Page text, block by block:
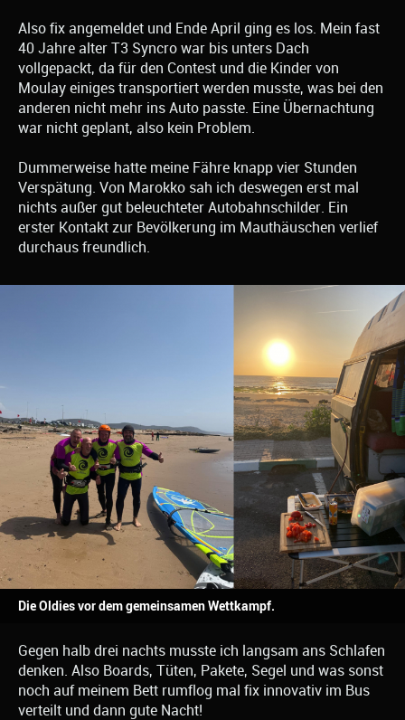
Also fix angemeldet und Ende April ging es los. Mein fast
40 Jahre alter T3 Syncro war bis unters Dach
vollgepackt, da für den Contest und die Kinder von
Moulay einiges transportiert werden musste, was bei den
anderen nicht mehr ins Auto passte. Eine Übernachtung
war nicht geplant, also kein Problem.
Dummerweise hatte meine Fähre knapp vier Stunden
Verspätung. Von Marokko sah ich deswegen erst mal
nichts außer gut beleuchteter Autobahnschilder. Ein
erster Kontakt zur Bevölkerung im Mauthäuschen verlief
durchaus freundlich.
Die Oldies vor dem gemeinsamen Wettkampf.
Gegen halb drei nachts musste ich langsam ans Schlafen
denken. Also Boards, Tüten, Pakete, Segel und was sonst
noch auf meinem Bett rumflog mal fix innovativ im Bus
verteilt und dann gute Nacht!